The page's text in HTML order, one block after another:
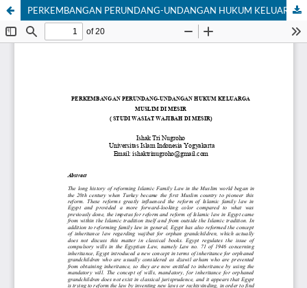
PERKEMBANGAN PERUNDANG-UNDANGAN HUKUM KELUARGAMUSLIM DI MESIR( STUDI WASIAT WAJIBAH DI MESIR)